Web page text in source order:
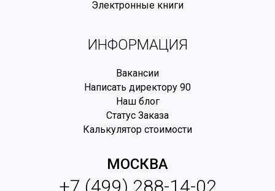
Электронные книги
ИНФОРМАЦИЯ
Вакансии
Написать директору 90
Наш блог
Статус Заказа
Калькулятор стоимости
МОСКВА
+7 (499) 288-14-02